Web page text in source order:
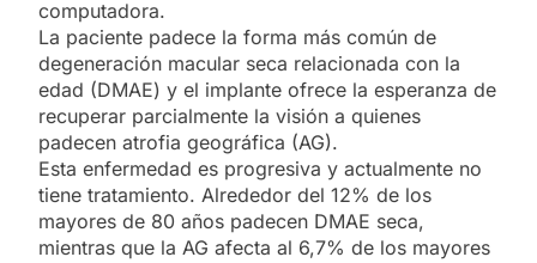
computadora.
La paciente padece la forma más común de
degeneración macular seca relacionada con la
edad (DMAE) y el implante ofrece la esperanza de
recuperar parcialmente la visión a quienes
padecen atrofia geográfica (AG).
Esta enfermedad es progresiva y actualmente no
tiene tratamiento. Alrededor del 12% de los
mayores de 80 años padecen DMAE seca,
mientras que la AG afecta al 6,7% de los mayores